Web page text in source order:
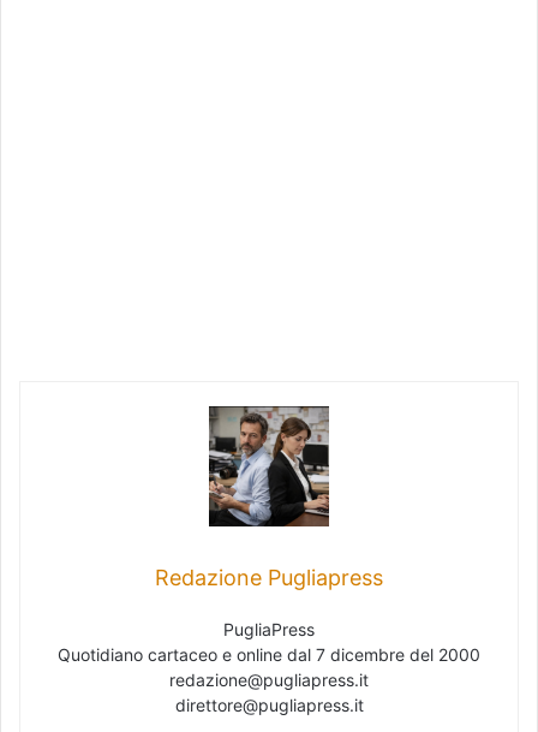
Redazione Pugliapress
PugliaPress
Quotidiano cartaceo e online dal 7 dicembre del 2000
redazione@pugliapress.it
direttore@pugliapress.it